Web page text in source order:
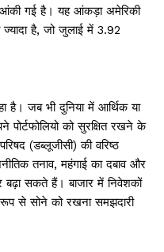
गई है। यह आंकड़ा अमेरिकी
ज्यादा है, जो जुलाई में 3.92
है। जब भी दुनिया में आर्थिक या
पोर्टफोलियो को सुरक्षित रखने के
(डब्लूजीसी) की वरिष्ठ
तनाव, महंगाई का दबाव और
बढ़ा सकते हैं। बाजार में निवेशकों
से सोने को रखना समझदारी